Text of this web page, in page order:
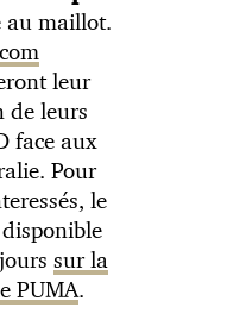
au maillot.
leur
de leurs
face aux
Pour
le
sur la
PUMA.